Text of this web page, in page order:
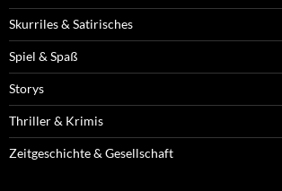
Skurriles & Satirisches
Spiel & Spaß
Storys
Thriller & Krimis
Zeitgeschichte & Gesellschaft